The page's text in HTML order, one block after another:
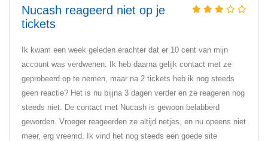
Nucash reageerd niet op je
tickets
Ik kwam een week geleden erachter dat er 10 cent van mijn
account was verdwenen. Ik heb daarna gelijk contact met ze
geprobeerd op te nemen, maar na 2 tickets heb ik nog steeds
geen reactie? Het is nu bijjna 3 dagen verder en ze reageren nog
steeds niet. De contact met Nucash is gewoon belabberd
geworden. Vroeger reageerden ze altijd netjes, en nu opeens niet
meer, erg vreemd. Ik vind het nog steeds een goede site